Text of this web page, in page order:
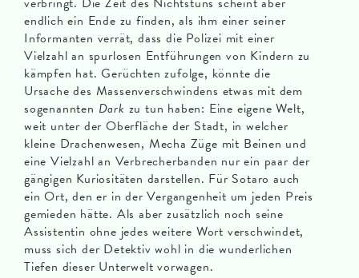
endlich ein Ende zu finden, als ihm einer seiner
Informanten verrät, dass die Polizei mit einer
Vielzahl an spurlosen Entführungen von Kindern zu
kämpfen hat. Gerüchten zufolge, könnte die
Ursache des Massenverschwindens etwas mit dem
sogenannten Dark zu tun haben: Eine eigene Welt,
weit unter der Oberfläche der Stadt, in welcher
kleine Drachenwesen, Mecha Züge mit Beinen und
eine Vielzahl an Verbrecherbanden nur ein paar der
gängigen Kuriositäten darstellen. Für Sotaro auch
ein Ort, den er in der Vergangenheit um jeden Preis
gemieden hätte. Als aber zusätzlich noch seine
Assistentin ohne jedes weitere Wort verschwindet,
muss sich der Detektiv wohl in die wunderlichen
Tiefen dieser Unterwelt vorwagen.